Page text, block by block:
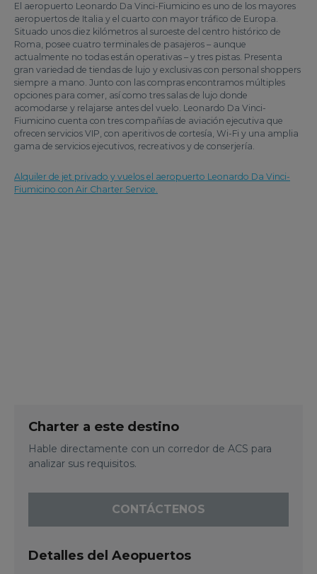
El aeropuerto Leonardo Da Vinci-Fiumicino es uno de los mayores
aeropuertos de Italia y el cuarto con mayor tráfico de Europa.
Situado unos diez kilómetros al suroeste del centro histórico de
Roma, posee cuatro terminales de pasajeros – aunque
actualmente no todas están operativas – y tres pistas. Presenta
gran variedad de tiendas de lujo y exclusivas con personal shoppers
siempre a mano. Junto con las compras encontramos múltiples
opciones para comer, así como tres salas de lujo donde
acomodarse y relajarse antes del vuelo. Leonardo Da Vinci-
Fiumicino cuenta con tres compañías de aviación ejecutiva que
ofrecen servicios VIP, con aperitivos de cortesía, Wi-Fi y una amplia
gama de servicios ejecutivos, recreativos y de conserjería.
Alquiler de jet privado y vuelos el aeropuerto Leonardo Da Vinci-
Fiumicino con Air Charter Service.
Charter a este destino
Hable directamente con un corredor de ACS para
analizar sus requisitos.
CONTÁCTENOS
Detalles del Aeopuertos